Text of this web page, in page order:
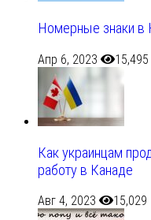
Номерные знаки в
Апр 6, 2023 15,495
Как украинцам
работу в Канаде
Авг 4, 2023 15,029